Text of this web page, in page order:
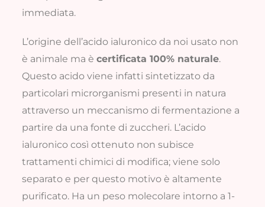
immediata.
L’origine dell’acido ialuronico da noi usato non
è animale ma ècertificata 100% naturale.
Questo acido viene infatti sintetizzato da
particolari microrganismi presenti in natura
attraverso un meccanismo di fermentazione a
partire da una fonte di zuccheri. L’acido
ialuronico così ottenuto non subisce
trattamenti chimici di modifica; viene solo
separato e per questo motivo è altamente
purificato. Ha un peso molecolare intorno a 1-